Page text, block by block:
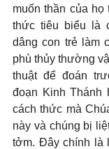
muốn thần của
thức tiêu biểu là
dâng con trẻ làm
phù thủy thường
thuật để đoán
đoạn Kinh Thánh
cách thức mà
này và chúng bị
tởm. Đây chính là